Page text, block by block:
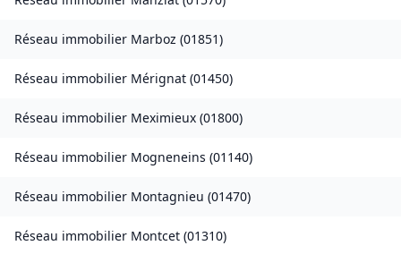
Réseau immobilier Marboz (01851)
Réseau immobilier Mérignat (01450)
Réseau immobilier Meximieux (01800)
Réseau immobilier Mogneneins (01140)
Réseau immobilier Montagnieu (01470)
Réseau immobilier Montcet (01310)